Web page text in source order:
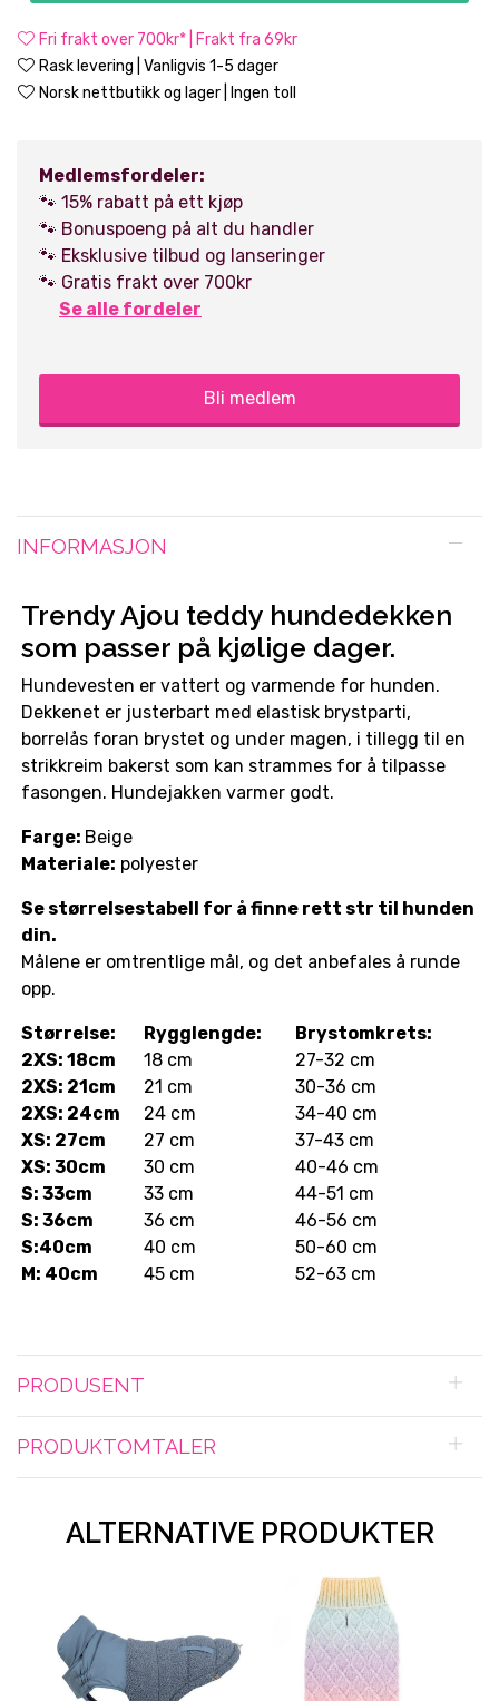
Fri frakt over 700kr* | Frakt fra 69kr
Rask levering | Vanligvis 1-5 dager
Norsk nettbutikk og lager | Ingen toll
Medlemsfordeler:
🐾 15% rabatt på ett kjøp
🐾 Bonuspoeng på alt du handler
🐾 Eksklusive tilbud og lanseringer
🐾 Gratis frakt over 700kr
Se alle fordeler
Bli medlem
INFORMASJON
Trendy Ajou teddy hundedekken
som passer på kjølige dager.
Hundevesten er vattert og varmende for hunden.
Dekkenet er justerbart med elastisk brystparti,
borrelås foran brystet og under magen, i tillegg til en
strikkreim bakerst som kan strammes for å tilpasse
fasongen. Hundejakken varmer godt.
Farge: Beige
Materiale: polyester
Se størrelsestabell for å finne rett str til hunden
din.
Målene er omtrentlige mål, og det anbefales å runde
opp.
Størrelse: Rygglengde:
Brystomkrets:
2XS: 18cm
18 cm
27-32 cm
2XS: 21cm
21 cm
30-36 cm
2XS: 24cm
24 cm
34-40 cm
XS: 27cm
27 cm
37-43 cm
XS: 30cm
30 cm
40-46 cm
S: 33cm
33 cm
44-51 cm
S: 36cm
36 cm
46-56 cm
S:40cm
40 cm
50-60 cm
M: 40cm
45 cm 52-63 cm
PRODUSENT
PRODUKTOMTALER
ALTERNATIVE PRODUKTER